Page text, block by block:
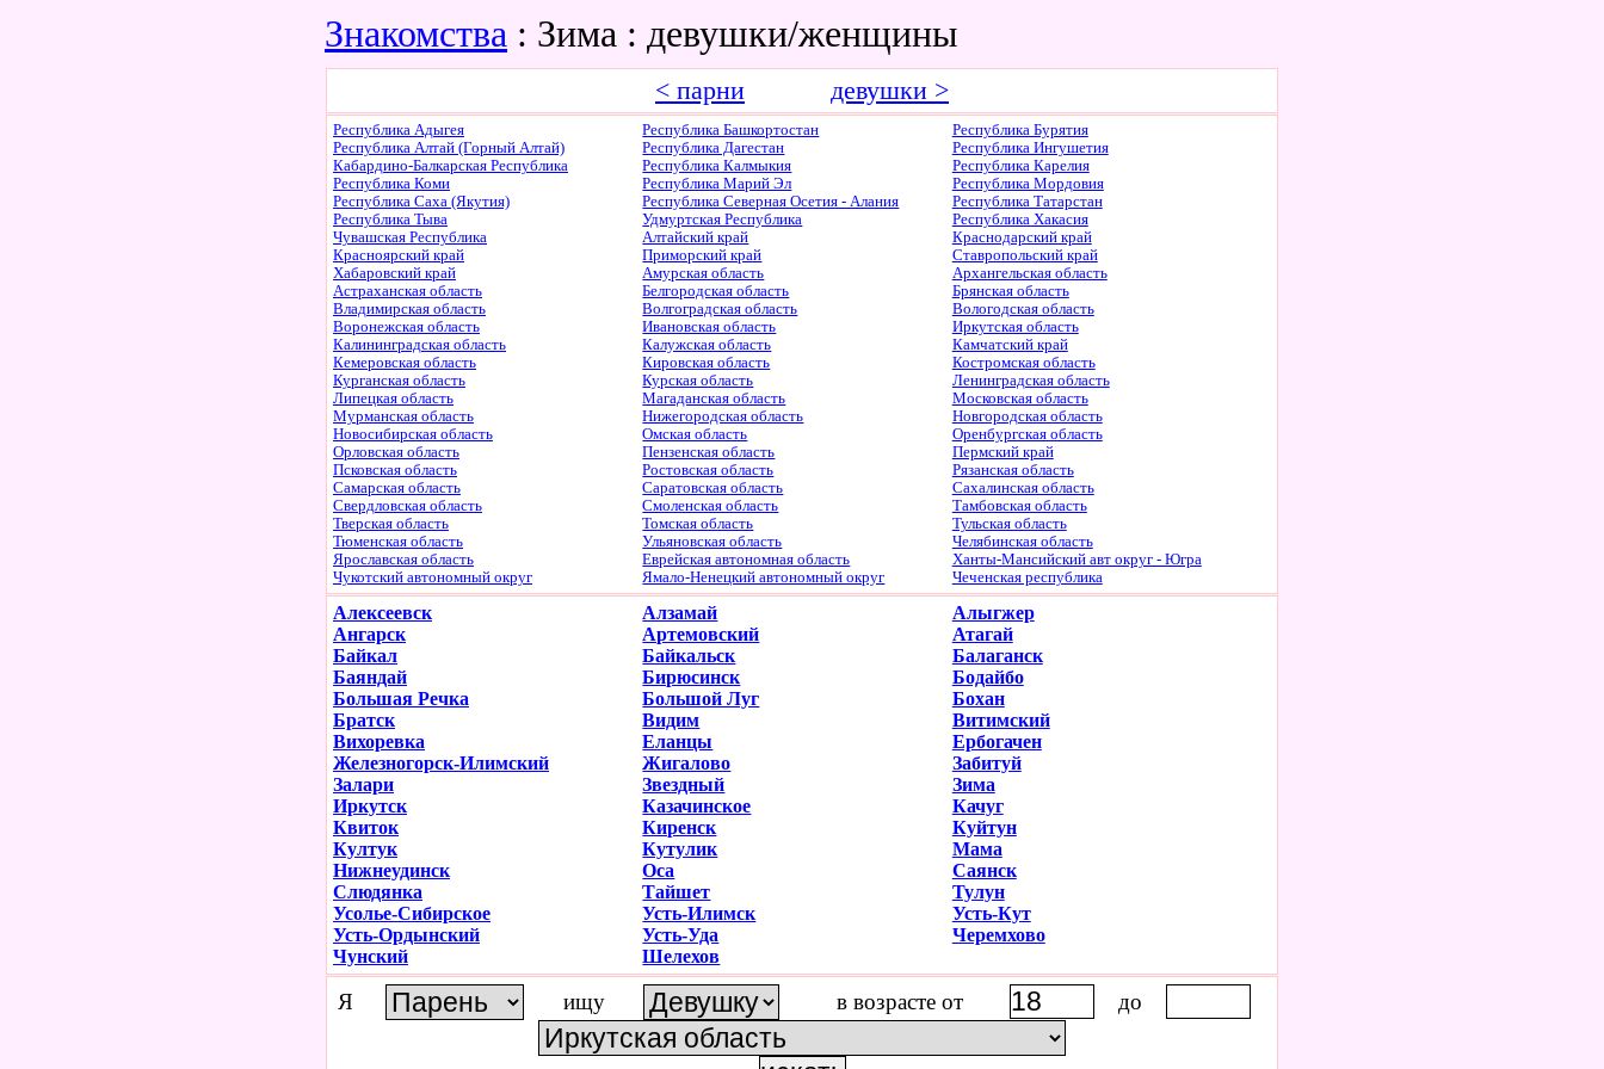
Знакомства : Зима : девушки/женщины
< парни девушки >
Республика Адыгея Республика Башкортостан
Республика Бурятия
Республика Алтай (Горный Алтай)
Республика Дагестан
Республика Ингушетия
Кабардино-Балкарская Республика
Республика Калмыкия
Республика Карелия
Республика Коми
Республика Марий Эл
Республика Мордовия
Республика Саха (Якутия)
Республика Северная Осетия - Алания
Республика Татарстан
Республика Тыва
Удмуртская Республика
Республика Хакасия
Чувашская Республика
Алтайский край
Краснодарский край
Красноярский край
Приморский край
Ставропольский край
Хабаровский край
Амурская область
Архангельская область
Астраханская область
Белгородская область
Брянская область
Владимирская область
Волгоградская область
Вологодская область
Воронежская область
Ивановская область
Иркутская область
Калининградская область
Калужская область
Камчатский край
Кемеровская область
Кировская область
Костромская область
Курганская область
Курская область
Ленинградская область
Липецкая область
Магаданская область
Московская область
Мурманская область
Нижегородская область
Новгородская область
Новосибирская область
Омская область
Оренбургская область
Орловская область
Пензенская область
Пермский край
Псковская область
Ростовская область
Рязанская область
Самарская область
Саратовская область
Сахалинская область
Свердловская область
Смоленская область
Тамбовская область
Тверская область
Томская область
Тульская область
Тюменская область
Ульяновская область
Челябинская область
Ярославская область
Еврейская автономная область
Ханты-Мансийский авт округ - Югра
Чукотский автономный округ
Ямало-Ненецкий автономный округ Чеченская республика
Алексеевск Алзамай
Алыгжер
Ангарск
Артемовский
Атагай
Байкал
Байкальск
Балаганск
Баяндай
Бирюсинск
Бодайбо
Большая Речка
Большой Луг
Бохан
Братск
Видим
Витимский
Вихоревка
Еланцы
Ербогачен
Железногорск-Илимский
Жигалово
Забитуй
Залари
Звездный
Зима
Иркутск
Казачинское
Качуг
Квиток
Киренск
Куйтун
Култук
Кутулик
Мама
Нижнеудинск
Оса
Саянск
Слюдянка
Тайшет
Тулун
Усолье-Сибирское
Усть-Илимск
Усть-Кут
Усть-Ордынский
Усть-Уда
Черемхово
Чунский
Шелехов
Я ищу в возрасте от до